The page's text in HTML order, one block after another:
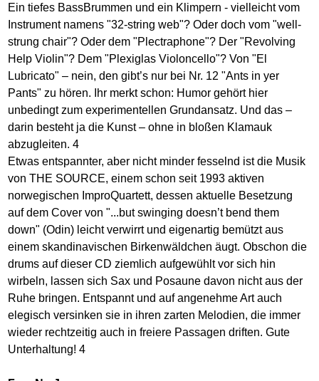
Ein tiefes BassBrummen und ein Klimpern - vielleicht vom
Instrument namens "32-string web"? Oder doch vom "well-
strung chair"? Oder dem "Plectraphone"? Der "Revolving
Help Violin"? Dem "Plexiglas Violoncello"? Von "El
Lubricato" – nein, den gibt’s nur bei Nr. 12 "Ants in yer
Pants" zu hören. Ihr merkt schon: Humor gehört hier
unbedingt zum experimentellen Grundansatz. Und das –
darin besteht ja die Kunst – ohne in bloßen Klamauk
abzugleiten. 4
Etwas entspannter, aber nicht minder fesselnd ist die Musik
von THE SOURCE, einem schon seit 1993 aktiven
norwegischen ImproQuartett, dessen aktuelle Besetzung
auf dem Cover von "...but swinging doesn’t bend them
down" (Odin) leicht verwirrt und eigenartig bemützt aus
einem skandinavischen Birkenwäldchen äugt. Obschon die
drums auf dieser CD ziemlich aufgewühlt vor sich hin
wirbeln, lassen sich Sax und Posaune davon nicht aus der
Ruhe bringen. Entspannt und auf angenehme Art auch
elegisch versinken sie in ihren zarten Melodien, die immer
wieder rechtzeitig auch in freiere Passagen driften. Gute
Unterhaltung! 4